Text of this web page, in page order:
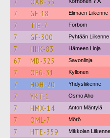
7 GF-18 Elimäen Liikenne
7 TIE-7 Förbom
7 GF-300 Pyhtään Liikenne
7 HHK-83 Hämeen Linja
67 MD-325 Savonlinja
7 OFG-31 Kyllonen
7 HOH-20 Yhdysliikenne
7 YKT-1 Osmo Aho
7 HMX-14 Anton Mäntylä
7 OML-7 Mörö
7 HTE-359 Mikkolan Liikenne